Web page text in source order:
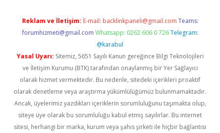
Reklam ve İletişim: E-mail: backlinkpaneli@gmail.com Teams:
forumhizmeti@gmail.com Whatsapp: 0262 606 0 726 Telegram:
@karabul
Yasal Uyarı: Sitemiz, 5651 Sayılı Kanun gereğince Bilgi Teknolojileri
ve İletişim Kurumu (BTK) tarafından onaylanmış bir Yer Sağlayıcı
olarak hizmet vermektedir. Bu nedenle, sitedeki içerikleri proaktif
olarak denetleme veya araştırma yükümlülüğümüz bulunmamaktadır.
Ancak, üyelerimiz yazdıkları içeriklerin sorumluluğunu taşımakta olup,
siteye üye olarak bu sorumluluğu kabul etmiş sayılırlar. Bu internet
sitesi, herhangi bir marka, kurum veya şahıs şirketi ile hiçbir bağlantısı